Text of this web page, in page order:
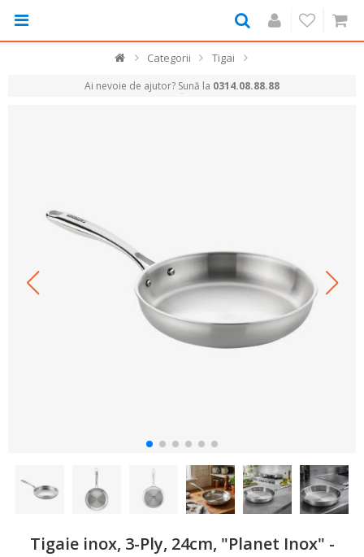
Categorii Tigai
Ai nevoie de ajutor? Sună la 0314.08.88.88
Tigaie inox, 3-Ply, 24cm, "Planet Inox" -